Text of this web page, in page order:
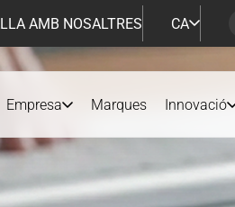
AMB NOSALTRES CA
Empresa Marques Innovació